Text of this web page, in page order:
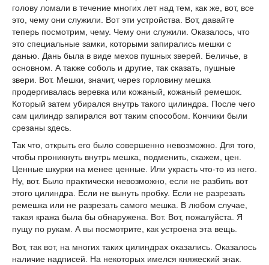
голову ломали в течение многих лет над тем, как же, вот, все
это, чему они служили. Вот эти устройства. Вот, давайте
теперь посмотрим, чему. Чему они служили. Оказалось, что
это специальные замки, которыми запирались мешки с
данью. Дань была в виде мехов пушных зверей. Беличье, в
основном. А также соболь и другие, так сказать, пушные
звери. Вот. Мешки, значит, через горловину мешка
продергивалась веревка или кожаный, кожаный ремешок.
Который затем убирался внутрь такого цилиндра. После чего
сам цилиндр запирался вот таким способом. Кончики были
срезаны здесь.
Так что, открыть его было совершенно невозможно. Для того,
чтобы проникнуть внутрь мешка, подменить, скажем, цен.
Ценные шкурки на менее ценные. Или украсть что-то из него.
Ну, вот. Было практически невозможно, если не разбить вот
этого цилиндра. Если не вынуть пробку. Если не разрезать
ремешка или не разрезать самого мешка. В любом случае,
такая кража была бы обнаружена. Вот. Вот, пожалуйста. Я
пущу по рукам. А вы посмотрите, как устроена эта вещь.
Вот, так вот, на многих таких цилиндрах оказались. Оказалось
наличие надписей. На некоторых имелся княжеский знак.